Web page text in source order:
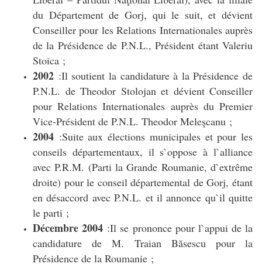
du Département de Gorj, qui le suit, et dévient
Conseiller pour les Relations Internationales auprès
de la Présidence de P.N.L., Président étant Valeriu
Stoica ;
2002 :Il soutient la candidature à la Présidence de
P.N.L. de Theodor Stolojan et dévient Conseiller
pour Relations Internationales auprès du Premier
Vice-Président de P.N.L. Theodor Meleşcanu ;
2004 :Suite aux élections municipales et pour les
conseils départementaux, il s`oppose à l`alliance
avec P.R.M. (Parti la Grande Roumanie, d`extrême
droite) pour le conseil départemental de Gorj, étant
en désaccord avec P.N.L. et il annonce qu`il quitte
le parti ;
Décembre 2004 :Il se prononce pour l`appui de la
candidature de M. Traian Băsescu pour la
Présidence de la Roumanie ;